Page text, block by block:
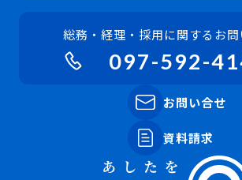
総務・経理・採用に関するお
097-592-
お問い合せ
資料請求